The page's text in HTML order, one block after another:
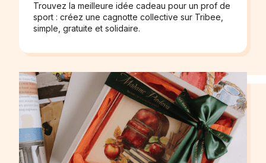
Trouvez la meilleure idée cadeau pour un prof de
sport : créez une cagnotte collective sur Tribee,
simple, gratuite et solidaire.